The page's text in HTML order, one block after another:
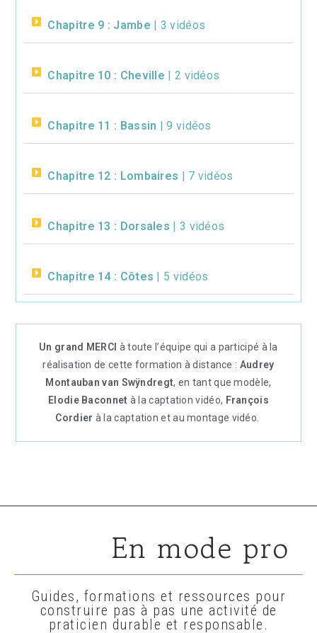
Chapitre 9 : Jambe | 3 vidéos
Chapitre 10 : Cheville | 2 vidéos
Chapitre 11 : Bassin | 9 vidéos
Chapitre 12 : Lombaires | 7 vidéos
Chapitre 13 : Dorsales | 3 vidéos
Chapitre 14 : Côtes | 5 vidéos
Un grand MERCI à toute l’équipe qui a participé à la
réalisation de cette formation à distance : Audrey
Montauban van Swÿndregt, en tant que modèle,
Elodie Baconnet à la captation vidéo, François
Cordier à la captation et au montage vidéo.
En mode pro
Guides, formations et ressources pour
construire pas à pas une activité de
praticien durable et responsable.